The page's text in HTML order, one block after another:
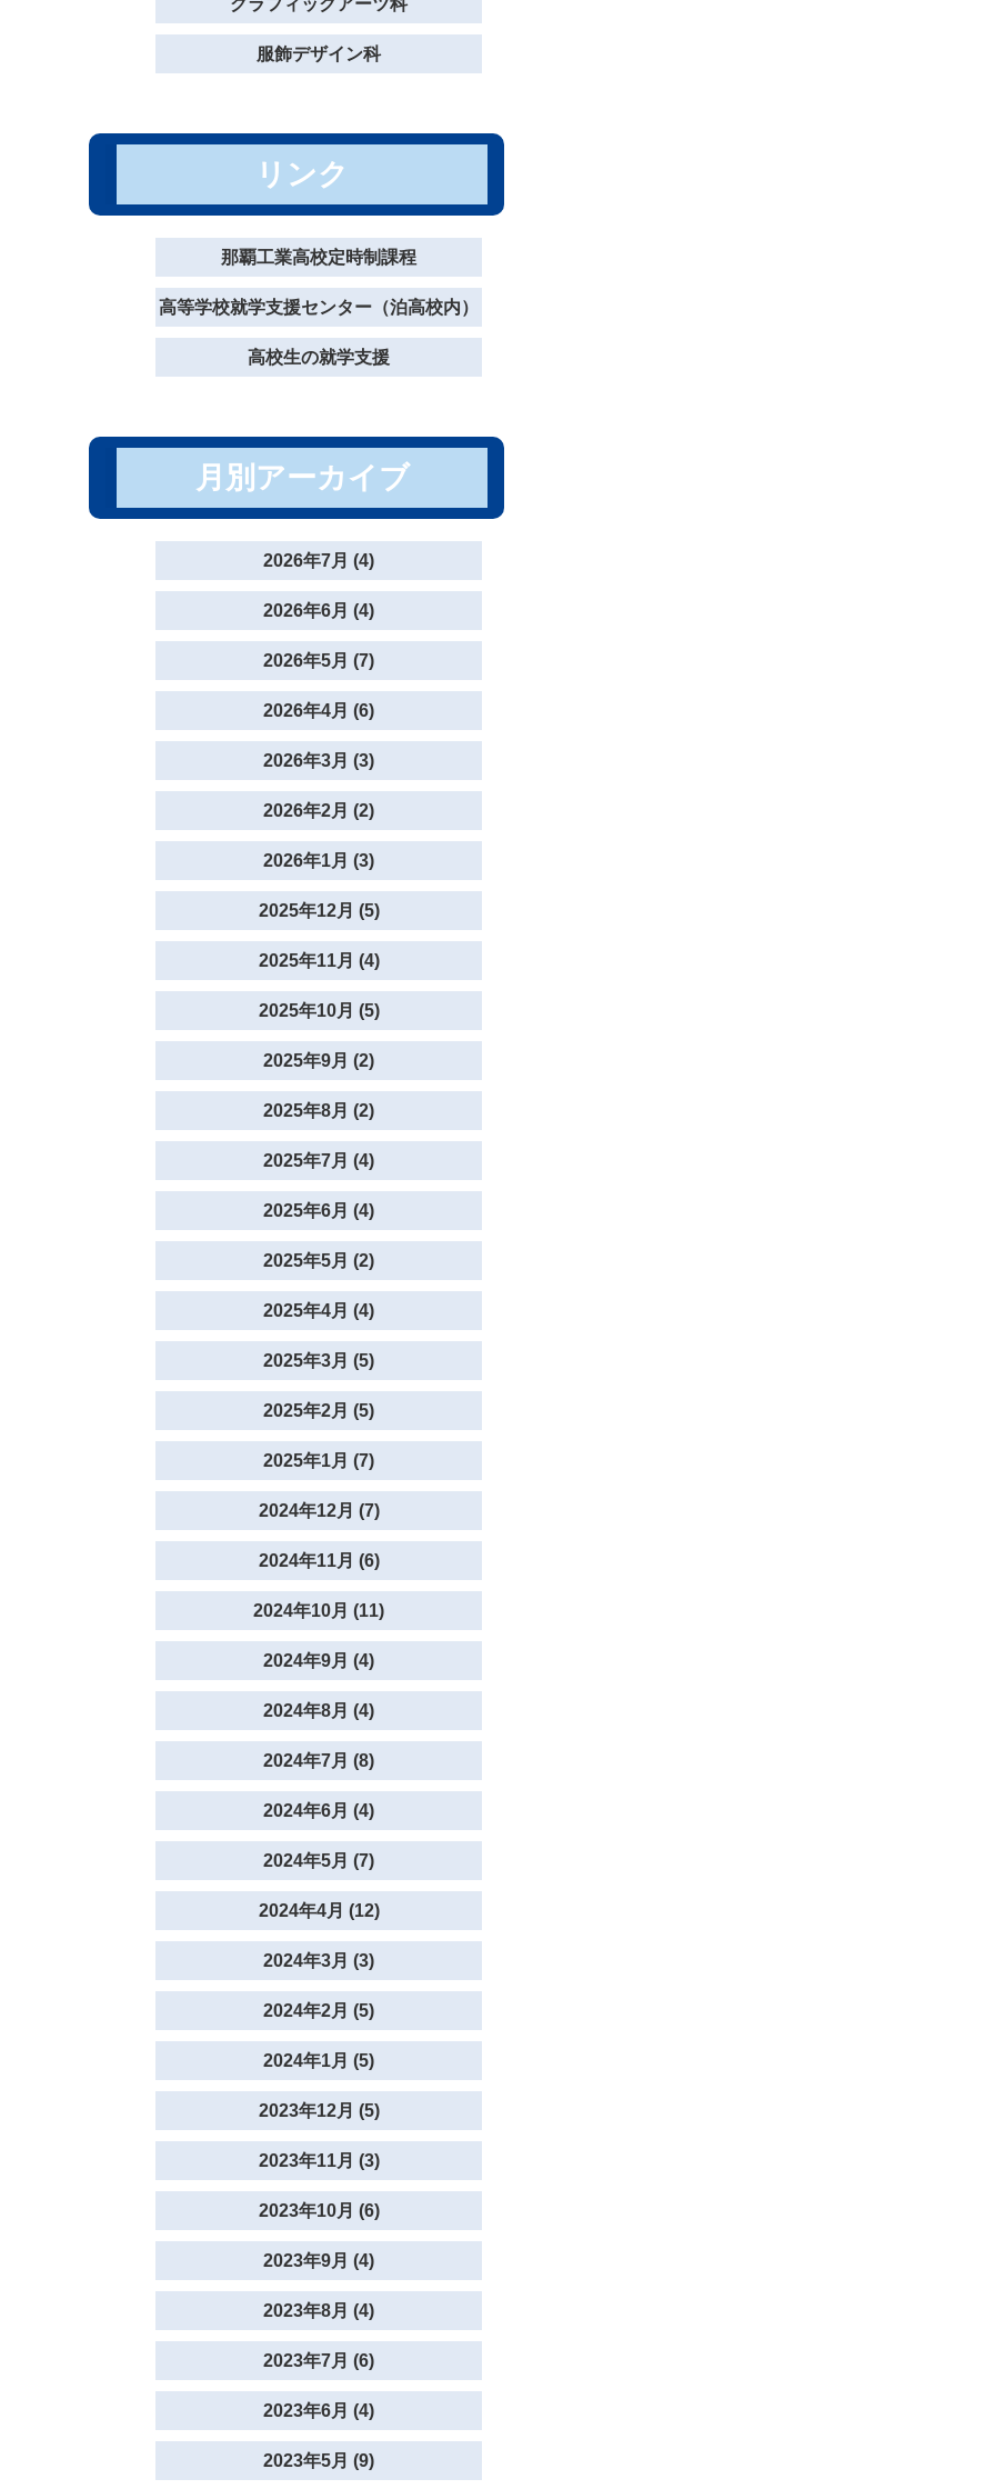
グラフィックアーツ科
服飾デザイン科
リンク
那覇工業高校定時制課程
高等学校就学支援センター（泊高校内）
高校生の就学支援
月別アーカイブ
2026年7月 (4)
2026年6月 (4)
2026年5月 (7)
2026年4月 (6)
2026年3月 (3)
2026年2月 (2)
2026年1月 (3)
2025年12月 (5)
2025年11月 (4)
2025年10月 (5)
2025年9月 (2)
2025年8月 (2)
2025年7月 (4)
2025年6月 (4)
2025年5月 (2)
2025年4月 (4)
2025年3月 (5)
2025年2月 (5)
2025年1月 (7)
2024年12月 (7)
2024年11月 (6)
2024年10月 (11)
2024年9月 (4)
2024年8月 (4)
2024年7月 (8)
2024年6月 (4)
2024年5月 (7)
2024年4月 (12)
2024年3月 (3)
2024年2月 (5)
2024年1月 (5)
2023年12月 (5)
2023年11月 (3)
2023年10月 (6)
2023年9月 (4)
2023年8月 (4)
2023年7月 (6)
2023年6月 (4)
2023年5月 (9)